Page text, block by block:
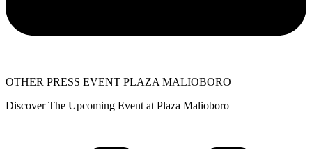
OTHER PRESS EVENT PLAZA MALIOBORO
Discover The Upcoming Event at Plaza Malioboro